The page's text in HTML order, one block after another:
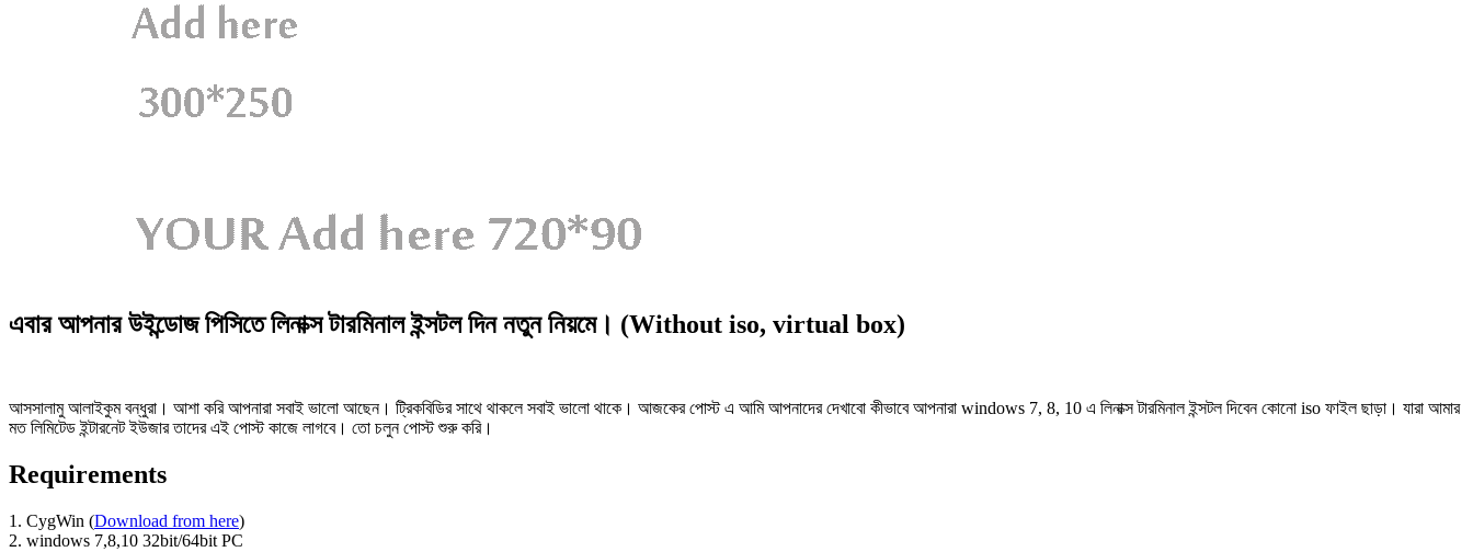
এবার আপনার উইন্ডোজ পিসিতে লিনাক্স টারমিনাল ইন্সটল দিন নতুন নিয়মে। (Without iso, virtual box)
আসসালামু আলাইকুম বন্ধুরা। আশা করি আপনারা সবাই ভালো আছেন। ট্রিকবিডির সাথে থাকলে সবাই ভালো থাকে। আজকের পোস্ট এ আমি আপনাদের দেখাবো কীভাবে আপনারা windows 7, 8, 10 এ লিনাক্স টারমিনাল ইন্সটল দিবেন কোনো iso ফাইল ছাড়া। যারা আমার
মত লিমিটেড ইন্টারনেট ইউজার তাদের এই পোস্ট কাজে লাগবে। তো চলুন পোস্ট শুরু করি।
Requirements
1. CygWin (Download from here)
2. windows 7,8,10 32bit/64bit PC